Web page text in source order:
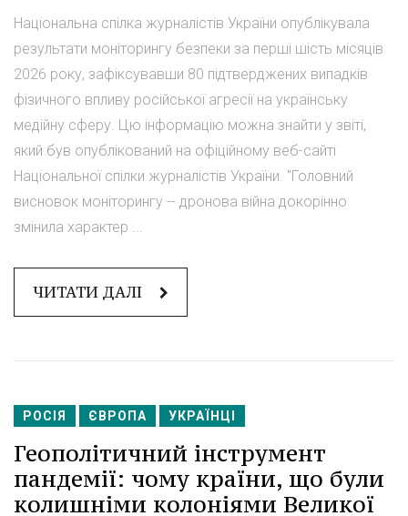
Національна спілка журналістів України опублікувала
результати моніторингу безпеки за перші шість місяців
2026 року, зафіксувавши 80 підтверджених випадків
фізичного впливу російської агресії на українську
медійну сферу. Цю інформацію можна знайти у звіті,
який був опублікований на офіційному веб-сайті
Національної спілки журналістів України. "Головний
висновок моніторингу -- дронова війна докорінно
змінила характер ...
ЧИТАТИ ДАЛІ
РОСІЯ ЄВРОПА УКРАЇНЦІ
Геополітичний інструмент
пандемії: чому країни, що були
колишніми колоніями Великої